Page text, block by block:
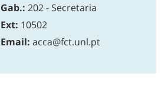
Gab.: 202 - Secretaria
Ext: 10502
Email: acca@fct.unl.pt